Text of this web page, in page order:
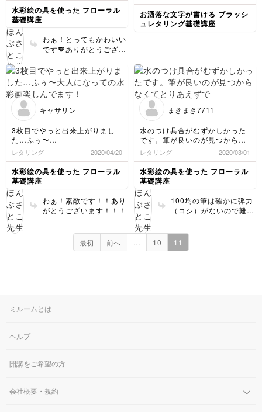
水彩絵の具を使った フローラル
基礎講座
わぁ！とってもかわいい
です🧡ありがとうござい
お洒落な文字が書ける ブラッシ
ュレタリング基礎講座
キャサリン
3枚目でやっと出来上がりまし
た…ふぅ〜
大人になっての水彩画
楽しんでます！
明後日の新しいmiroomの記事
も
楽しみにしてます
いつかWSにも参加してみたい
です
インスタ、you tubeもいつも
レタリング 2020/04/20
水彩絵の具を使った フローラル
基礎講座
わぁ！素敵です！！あり
がとうございます！！！
まきまき7711
水のつけ具合がむずかしかった
です。筆が良いのが見つからな
くてとりあえずで100均の習字
用の小筆を使ったら弾力がな
く、難しかったです。
レタリング 2020/03/01
水彩絵の具を使った フローラル
基礎講座
100均の筆は確かに弾力
（コシ）がないので難し
最初
前へ 10 11
ミルームとは
ヘルプ
開講をご希望の方
会社概要・規約